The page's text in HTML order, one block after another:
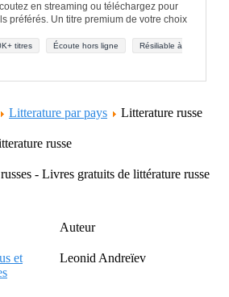
en streaming ou téléchargez pour
préférés. Un titre premium de votre choix
titres Écoute hors ligne
Résiliable à
Litterature par pays Litterature russe
russe
- Livres gratuits de littérature russe
Auteur
et
Leonid Andreïev